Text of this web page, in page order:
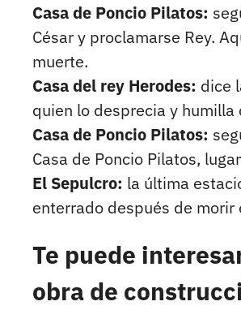
Casa de Poncio Pilatos:
César y proclamarse Rey.
muerte.
Casa del rey Herodes: dice
quien lo desprecia y humilla
Casa de Poncio Pilatos:
Casa de Poncio Pilatos,
El Sepulcro: la última
enterrado después de morir
Te puede
obra de